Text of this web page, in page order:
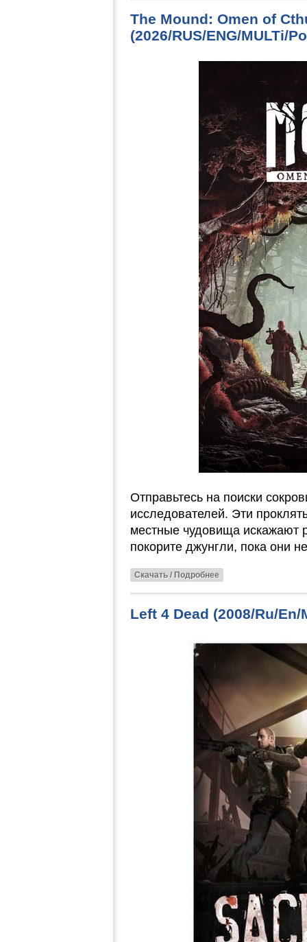
The Mound: Omen of
(2026/RUS/ENG/MULTi/
Отправьтесь на поиски
исследователей. Эти
местные чудовища искажают
покорите джунгли, пока они
Скачать / Подробнее
Left 4 Dead (2008/Ru/